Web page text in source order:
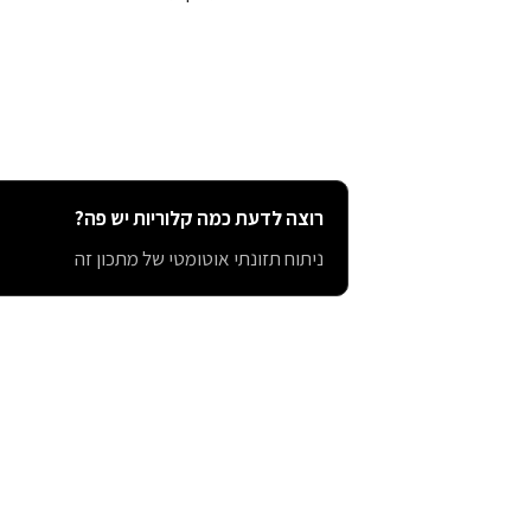
רוצה לדעת כמה קלוריות יש פה?
ניתוח תזונתי אוטומטי של מתכון זה